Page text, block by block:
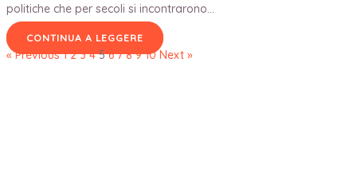
politiche che per secoli si incontrarono…
CONTINUA A LEGGERE
« Previous 1 2 3 4 5 6 7 8 9 10 Next »